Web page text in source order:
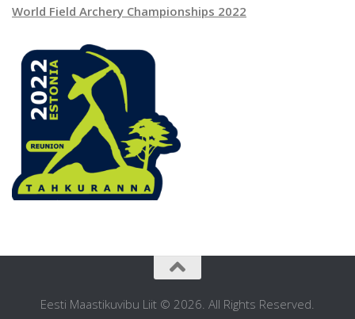
World Field Archery Championships 2022
Eesti Maastikuvibu Liit © 2026. All Rights Reserved.